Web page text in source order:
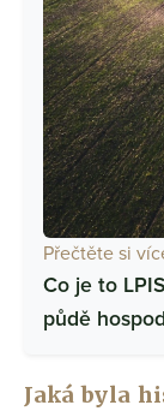
Přečtěte si
Co je to
půdě
Jaká byla